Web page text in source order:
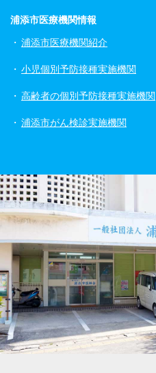
浦添市医療機関情報
浦添市医療機関紹介
小児個別予防接種実施機関
高齢者の個別予防接種実施機関
浦添市がん検診実施機関